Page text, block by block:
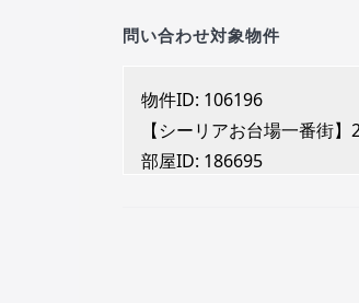
問い合わせ対象物件